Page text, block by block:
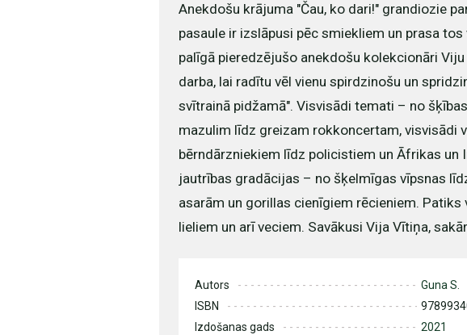
Anekdošu krājuma "Čau, ko dari!" grandiozie
pasaule ir izslāpusi pēc smiekliem un prasa tos
palīgā pieredzējušo anekdošu kolekcionāri
darba, lai radītu vēl vienu spirdzinošu un
svītrainā pidžamā". Visvisādi temati – no
mazulim līdz greizam rokkoncertam, visvisādi
bērndārzniekiem līdz policistiem un Āfrikas un
jautrības gradācijas – no šķelmīgas vīpsnas
asarām un gorillas cienīgiem rēcieniem.
lieliem un arī veciem. Savākusi Vija Vītiņa,
Autors
Guna S.
ISBN
Izdošanas gads
2021